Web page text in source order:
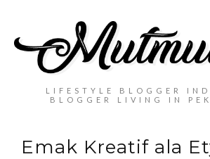
LIFESTYLE BLOGGER
BLOGGER LIVING IN
Emak Kreatif ala